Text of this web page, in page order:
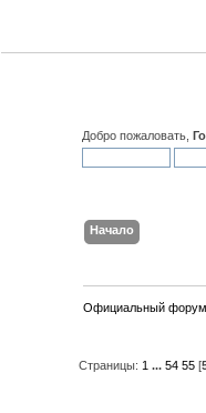
Добро пожаловать,
Начало
Официальный форум
Страницы: 1 ...54 55 [